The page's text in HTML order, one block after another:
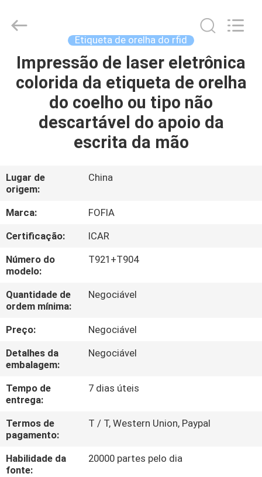
CASA
PRODUTOS
SOBRE
NÓS
EXCURSÃO
DA
FÁBRICA
CONTROLE
DA
QUALIDADE
CONTACTE-
NOS
NOTÍCIA
Technology
Rights
Reserved.
Etiqueta de orelha do rfid
Impressão de laser eletrônica
colorida da etiqueta de orelha
do coelho ou tipo não
descartável do apoio da
escrita da mão
Lugar de
origem:
China
Marca:
FOFIA
Certificação:
ICAR
Número do
modelo:
T921+T904
Quantidade de
ordem mínima:
Negociável
Preço:
Negociável
Detalhes da
embalagem:
Negociável
Tempo de
entrega:
7 dias úteis
Termos de
pagamento:
T / T, Western Union, Paypal
Habilidade da
fonte:
20000 partes pelo dia